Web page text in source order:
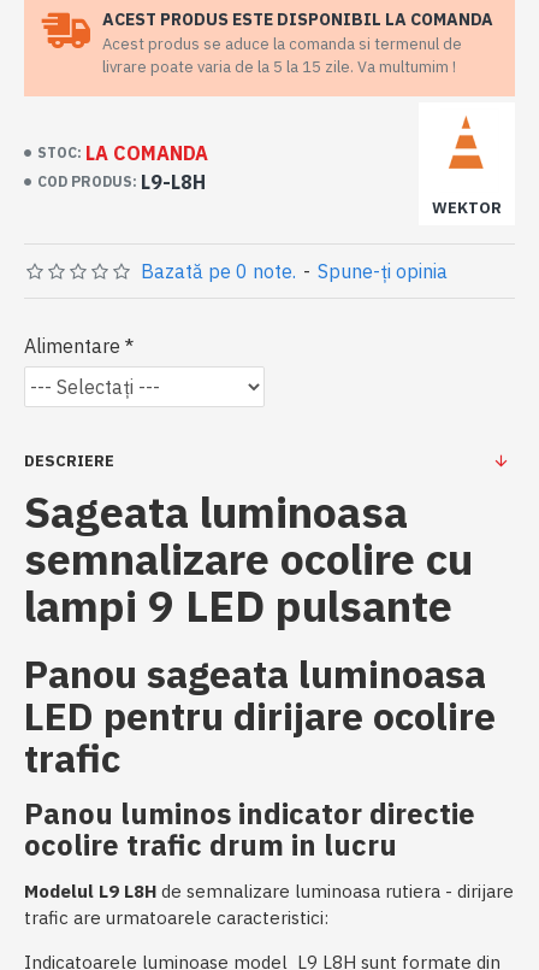
ACEST PRODUS ESTE DISPONIBIL LA COMANDA
Acest produs se aduce la comanda si termenul de
livrare poate varia de la 5 la 15 zile. Va multumim !
STOC: LA COMANDA
COD PRODUS: L9-L8H
WEKTOR
Bazată pe 0 note. - Spune-ţi opinia
Alimentare
DESCRIERE
Sageata luminoasa
semnalizare ocolire cu
lampi 9 LED pulsante
Panou sageata luminoasa
LED pentru dirijare ocolire
trafic
Panou luminos indicator directie
ocolire trafic drum in lucru
Modelul L9 L8H de semnalizare luminoasa rutiera - dirijare
trafic are urmatoarele caracteristici:
Indicatoarele luminoase model L9 L8H sunt formate din